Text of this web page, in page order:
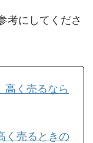
考にしてくださ
高く売るなら
く売るときの